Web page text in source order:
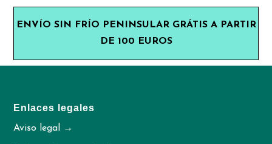
ENVÍO SIN FRÍO PENINSULAR GRÁTIS A PARTIR
DE 100 EUROS
Enlaces legales
Aviso legal →